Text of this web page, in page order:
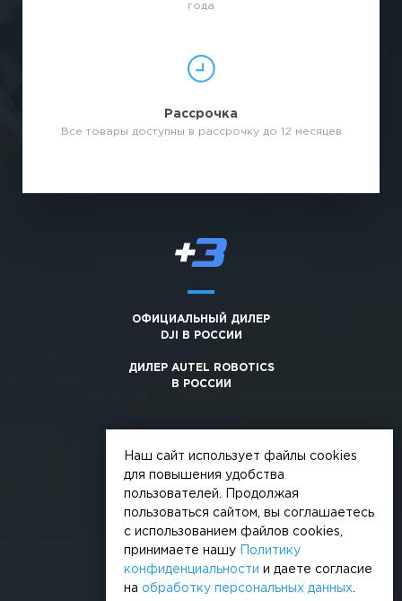
года
Рассрочка
Все товары доступны в рассрочку до 12 месяцев
ОФИЦИАЛЬНЫЙ ДИЛЕР
DJI В РОССИИ
ДИЛЕР AUTEL ROBOTICS
В РОССИИ
© 2026, +3. Все права защищены
Обработка персональных данных
Наш сайт использует файлы cookies
для повышения удобства
пользователей. Продолжая
пользоваться сайтом, вы соглашаетесь
с использованием файлов cookies,
принимаете нашу
Политику
конфиденциальности
и даете согласие
на обработку персональных данных